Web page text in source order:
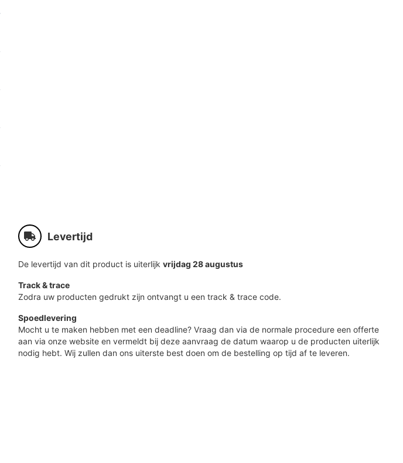
Levertijd
De levertijd van dit product is uiterlijk vrijdag 28 augustus
Track & trace
Zodra uw producten gedrukt zijn ontvangt u een track & trace code.
Spoedlevering
Mocht u te maken hebben met een deadline? Vraag dan via de normale procedure een offerte
aan via onze website en vermeldt bij deze aanvraag de datum waarop u de producten uiterlijk
nodig hebt. Wij zullen dan ons uiterste best doen om de bestelling op tijd af te leveren.